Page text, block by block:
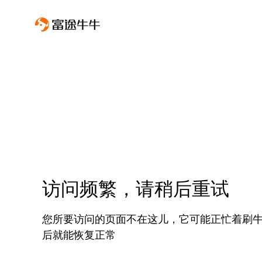
访问频繁，请稍后重试
您所要访问的页面不在这儿，它可能正忙着刷
后就能恢复正常